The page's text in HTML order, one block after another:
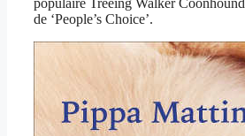
populaire Treeing Walker Coonhound
de ‘People’s Choice’.